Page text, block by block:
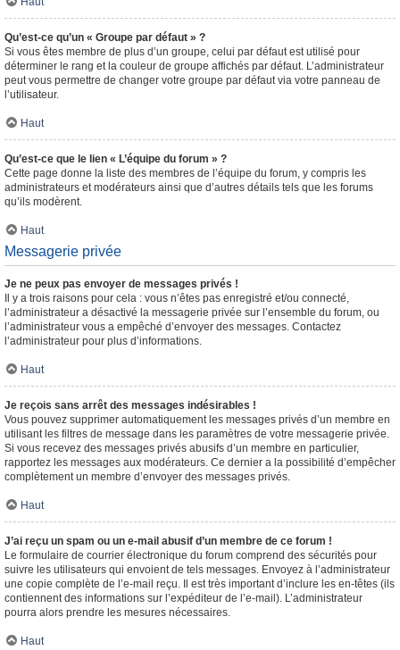
Qu’est-ce qu’un « Groupe par défaut » ?
Si vous êtes membre de plus d’un groupe, celui par défaut est utilisé pour
déterminer le rang et la couleur de groupe affichés par défaut. L’administrateur
peut vous permettre de changer votre groupe par défaut via votre panneau de
l’utilisateur.
Haut
Qu’est-ce que le lien « L’équipe du forum » ?
Cette page donne la liste des membres de l’équipe du forum, y compris les
administrateurs et modérateurs ainsi que d’autres détails tels que les forums
qu’ils modèrent.
Haut
Messagerie privée
Je ne peux pas envoyer de messages privés !
Il y a trois raisons pour cela : vous n’êtes pas enregistré et/ou connecté,
l’administrateur a désactivé la messagerie privée sur l’ensemble du forum, ou
l’administrateur vous a empêché d’envoyer des messages. Contactez
l’administrateur pour plus d’informations.
Haut
Je reçois sans arrêt des messages indésirables !
Vous pouvez supprimer automatiquement les messages privés d’un membre en
utilisant les filtres de message dans les paramètres de votre messagerie privée.
Si vous recevez des messages privés abusifs d’un membre en particulier,
rapportez les messages aux modérateurs. Ce dernier a la possibilité d’empêcher
complètement un membre d’envoyer des messages privés.
Haut
J’ai reçu un spam ou un e-mail abusif d’un membre de ce forum !
Le formulaire de courrier électronique du forum comprend des sécurités pour
suivre les utilisateurs qui envoient de tels messages. Envoyez à l’administrateur
une copie complète de l’e-mail reçu. Il est très important d’inclure les en-têtes (ils
contiennent des informations sur l’expéditeur de l’e-mail). L’administrateur
pourra alors prendre les mesures nécessaires.
Haut